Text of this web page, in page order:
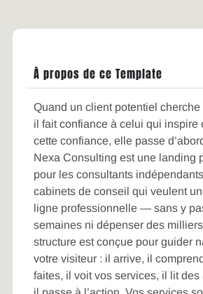
À propos de ce Template
Quand un client potentiel cherche
il fait confiance à celui qui inspire
cette confiance, elle passe
Nexa Consulting est une landing
pour les consultants
cabinets de conseil qui veulent
ligne professionnelle — sans y
semaines ni dépenser des milliers
structure est conçue pour guider
votre visiteur : il arrive, il
faites, il voit vos services, il lit des